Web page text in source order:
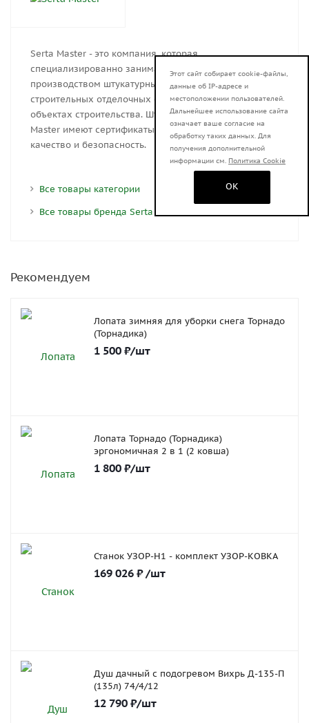
Serta Master - это компания, которая
специализированно занимается
производством штукатурных станций для подачи
строительных отделочных смесей и раствора на
объектах строительства. Штукатурные станции Serta
Master имеют сертификаты, подтверждающие их
качество и безопасность.
Все товары категории
Все товары бренда Serta Master
Рекомендуем
Лопата зимняя для уборки снега Торнадо
(Торнадика)
1 500 ₽/шт
Лопата Торнадо (Торнадика)
эргономичная 2 в 1 (2 ковша)
1 800 ₽/шт
Станок УЗОР-Н1 - комплект УЗОР-КОВКА
169 026 ₽ /шт
Душ дачный с подогревом Вихрь Д-135-П
(135л) 74/4/12
12 790 ₽/шт
Этот сайт собирает cookie-файлы,
данные об IP-адресе и
местоположении пользователей.
Дальнейшее использование сайта
означает ваше согласие на
обработку таких данных. Для
получения дополнительной
информации см. Политика Cookie
OK